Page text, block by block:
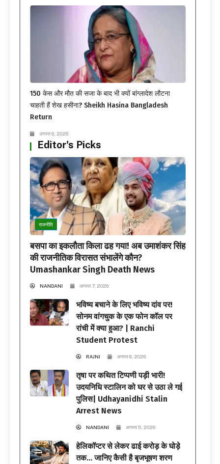
150 केस और मौत की सजा के बाद भी क्यों बांग्लादेश लौटना
चाहती हैं शेख हसीना? Sheikh Hasina Bangladesh
Return
अगस्त 6, 2026
Editor's Picks
राजनीति
बसपा का इकलौता किला ढह गया! अब उमाशंकर सिंह
की राजनीतिक विरासत संभालेंगे कौन?
Umashankar Singh Death News
NANDANI अगस्त 7, 2026
भविष्य बचाने के लिए भविष्य दांव पर!
सोनम वांगचुक के एक फोन कॉल पर
रांची में क्या हुआ? | Ranchi
Student Protest
RAJNI अगस्त 6, 2026
तृषा पर कथित टिप्पणी पड़ी भारी!
उदयनिधि स्टालिन को घर से उठा ले गई
पुलिस| Udhayanidhi Stalin
Arrest News
NANDANI अगस्त 5, 2026
हेलिकॉप्टर से लेकर ढाई करोड़ के घोड़े
तक… जानिए कैसी है बृजभूषण शरण